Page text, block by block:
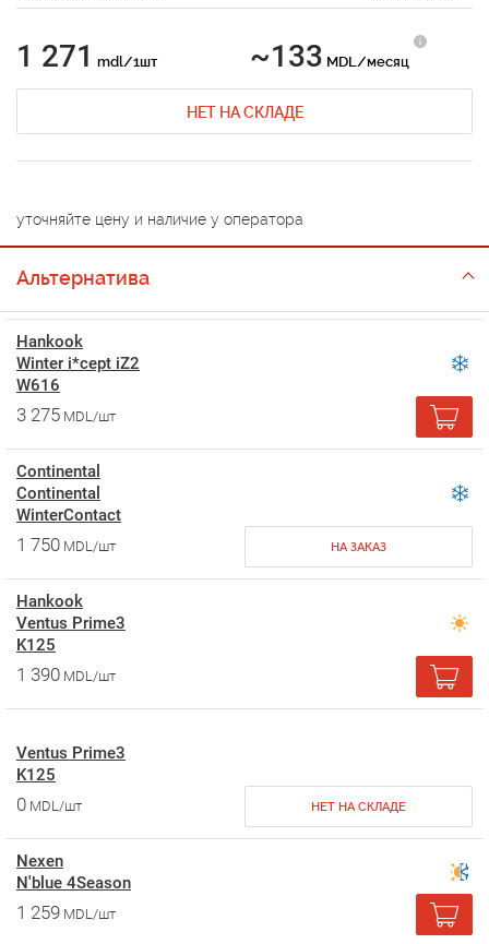
1 271 mdl/1шт ~133 MDL/месяц
НЕТ НА СКЛАДЕ
уточняйте цену и наличие у оператора
Альтернатива
Hankook
Winter i*cept iZ2
W616
3 275 MDL/шт
Continental
Continental
WinterContact
1 750 MDL/шт НА ЗАКАЗ
Hankook
Ventus Prime3
K125
1 390 MDL/шт
Ventus Prime3
K125
0 MDL/шт НЕТ НА СКЛАДЕ
Nexen
N'blue 4Season
1 259 MDL/шт